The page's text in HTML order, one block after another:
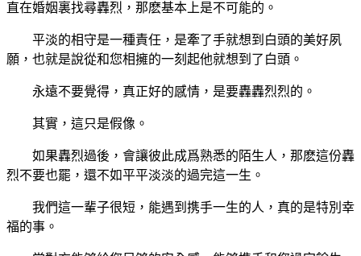
直在婚姻裏找尋轟烈，那麽基本上是不可能的。
平淡的相守是一種責任，是牽了手就想到白頭的美好夙
願，也就是說從和您相擁的一刻起他就想到了白頭。
永遠不要覺得，真正好的感情，是要轟轟烈烈的。
其實，這只是假像。
如果轟烈過後，會讓彼此成爲熟悉的陌生人，那麽這份轟
烈不要也罷，還不如平平淡淡的過完這一生。
我們這一輩子很短，能遇到携手一生的人，真的是特別幸
福的事。